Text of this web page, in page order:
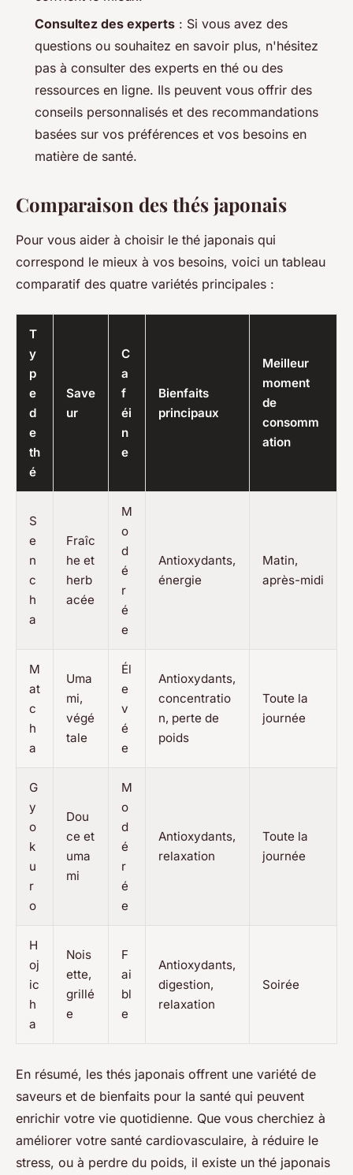
Consultez des experts : Si vous avez des
questions ou souhaitez en savoir plus, n'hésitez
pas à consulter des experts en thé ou des
ressources en ligne. Ils peuvent vous offrir des
conseils personnalisés et des recommandations
basées sur vos préférences et vos besoins en
matière de santé.
Comparaison des thés japonais
Pour vous aider à choisir le thé japonais qui
correspond le mieux à vos besoins, voici un tableau
comparatif des quatre variétés principales :
T
y
p
e
d
e
th
é
Save
ur
C
a
f
éi
n
e
Bienfaits
principaux
Meilleur
moment
de
consomm
ation
S
e
n
c
h
a
Fraîc
he et
herb
acée
M
o
d
é
r
é
e
Antioxydants,
énergie
Matin,
après-midi
M
at
c
h
a
Uma
mi,
végé
tale
Él
e
v
é
e
Antioxydants,
concentratio
n, perte de
poids
Toute la
journée
G
y
o
k
u
r
o
Dou
ce et
uma
mi
M
o
d
é
r
é
e
Antioxydants,
relaxation
Toute la
journée
H
oj
ic
h
a
Nois
ette,
grillé
e
F
ai
bl
e
Antioxydants,
digestion,
relaxation
Soirée
En résumé, les thés japonais offrent une variété de
saveurs et de bienfaits pour la santé qui peuvent
enrichir votre vie quotidienne. Que vous cherchiez à
améliorer votre santé cardiovasculaire, à réduire le
stress, ou à perdre du poids, il existe un thé japonais